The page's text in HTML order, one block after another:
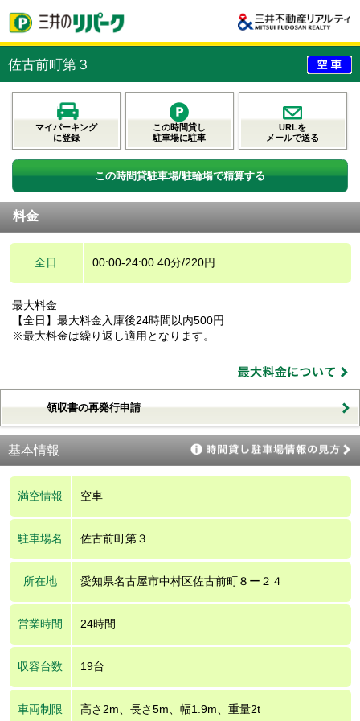
佐古前町第３
マイパーキング
に登録
この時間貸し
駐車場に駐車
URLを
メールで送る
この時間貸駐車場/駐輪場で精算する
料金
全日 00:00-24:00 40分/220円
最大料金
【全日】最大料金入庫後24時間以内500円
※最大料金は繰り返し適用となります。
領収書の再発行申請
基本情報
満空情報 空車
駐車場名 佐古前町第３
所在地 愛知県名古屋市中村区佐古前町８ー２４
営業時間 24時間
収容台数 19台
車両制限 高さ2m、長さ5m、幅1.9m、重量2t